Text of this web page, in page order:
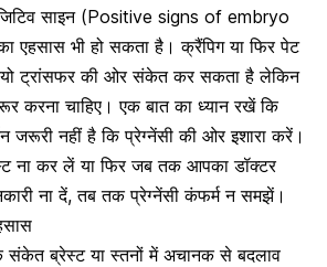
साइन (Positive signs of embryo
एहसास भी हो सकता है। क्रैंपिग या फिर पेट
ट्रांसफर की ओर संकेत कर सकता है लेकिन
करना चाहिए। एक बात का ध्यान रखें कि
जरूरी नहीं है कि प्रेग्नेंसी की ओर इशारा करें।
ना कर लें या फिर जब तक आपका डॉक्टर
ना दें, तब तक प्रेग्नेंसी कंफर्म न समझें।
संकेत ब्रेस्ट या स्तनों में अचानक से बदलाव